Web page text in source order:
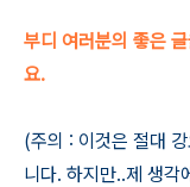
부디 여러분의 좋은
요.
(주의 : 이것은 절대
니다. 하지만..제 생각